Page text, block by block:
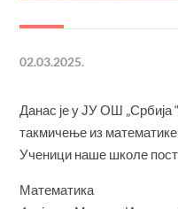
02.03.2025.
Данас је у ЈУ ОШ
такмичење из
Ученици наше школе
Математика